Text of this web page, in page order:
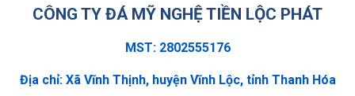
CÔNG TY ĐÁ MỸ NGHỆ TIỀN LỘC PHÁT
MST: 2802555176
Địa chỉ: Xã Vĩnh Thịnh, huyện Vĩnh Lộc, tỉnh Thanh Hóa